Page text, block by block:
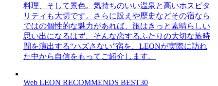
料理、そして景色。気持ちのいい温泉と高いホスピタ
リティも大切です。さらに設えや歴史などその宿なら
ではの個性的な魅力があれば、旅はきっと素晴らしい
思い出になるはず。そんな恋するふたりの大切な旅時
間を演出する“ハズさない”宿を、LEONが実際に訪れ
た中から自信をもってご紹介します。
Web LEON RECOMMENDS BEST30